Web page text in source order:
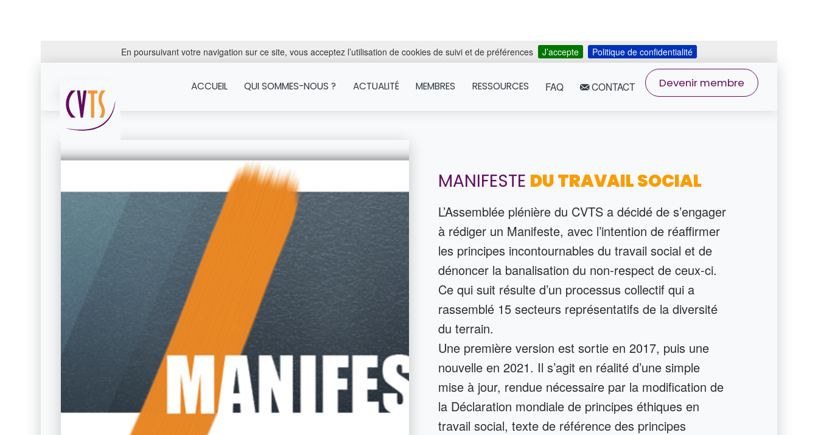
En poursuivant votre navigation sur ce site, vous acceptez l’utilisation de cookies de suivi et de préférences J’accepte Politique de confidentialité
ACCUEIL QUI SOMMES-NOUS ? ACTUALITÉ MEMBRES RESSOURCES FAQ CONTACT Devenir membre
MANIFESTE DU TRAVAIL SOCIAL
L’Assemblée plénière du CVTS a décidé de s’engager
à rédiger un Manifeste, avec l’intention de réaffirmer
les principes incontournables du travail social et de
dénoncer la banalisation du non-respect de ceux-ci.
Ce qui suit résulte d’un processus collectif qui a
rassemblé 15 secteurs représentatifs de la diversité
du terrain.
Une première version est sortie en 2017, puis une
nouvelle en 2021. Il s’agit en réalité d’une simple
mise à jour, rendue nécessaire par la modification de
la Déclaration mondiale de principes éthiques en
travail social, texte de référence des principes